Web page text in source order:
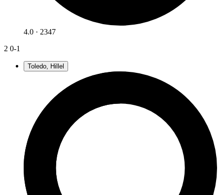
4.0 · 2347
2 0-1
Toledo, Hillel